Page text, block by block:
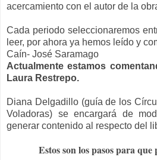
acercamiento con el autor de la
Cada periodo seleccionaremos
leer, por ahora ya hemos leído y
Caín- José Saramago
Actualmente estamos
Laura Restrepo.
Diana Delgadillo (guía de los
Voladoras) se encargará de
generar contenido al respecto del
Estos son los pasos para